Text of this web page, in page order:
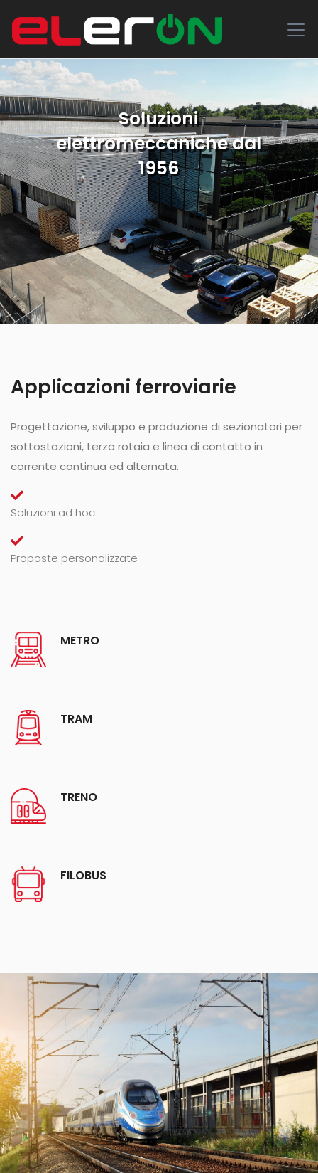
Soluzioni
elettromeccaniche dal
1956
Applicazioni ferroviarie
Progettazione, sviluppo e produzione di sezionatori per
sottostazioni, terza rotaia e linea di contatto in
corrente continua ed alternata.
Soluzioni ad hoc
Proposte personalizzate
METRO
TRAM
TRENO
FILOBUS